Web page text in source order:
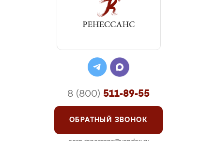
8 (800) 511-89-55
ОБРАТНЫЙ ЗВОНОК